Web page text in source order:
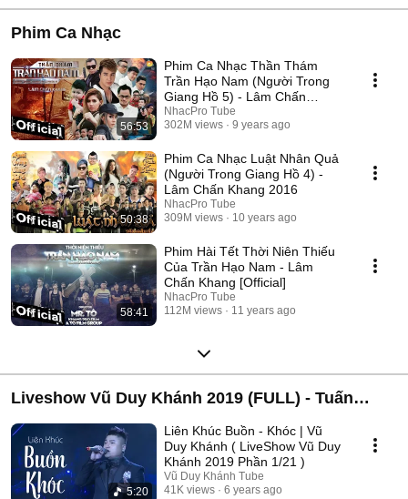
Phim Ca Nhạc
56:53
Phim Ca Nhạc Thần Thám
Trần Hạo Nam (Người Trong
Giang Hồ 5) - Lâm Chấn
Khang 2017
NhacPro Tube
302M views
9 years ago
50:38
Phim Ca Nhạc Luật Nhân Quả
(Người Trong Giang Hồ 4) -
Lâm Chấn Khang 2016
NhacPro Tube
309M views
10 years ago
58:41
Phim Hài Tết Thời Niên Thiếu
Của Trần Hạo Nam - Lâm
Chấn Khang [Official]
NhacPro Tube
112M views
11 years ago
Liveshow Vũ Duy Khánh 2019 (FULL) - Tuấn
Hưng , Đạt G , Dương Hoàng Yến
5:20
Liên Khúc Buồn - Khóc | Vũ
Duy Khánh ( LiveShow Vũ Duy
Khánh 2019 Phần 1/21 )
Vũ Duy Khánh Tube
41K views
6 years ago